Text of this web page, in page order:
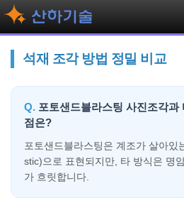
석재 조각 방법 정밀 비교
포토샌드블라스팅 사진조각과
점은?
포토샌드블라스팅은 계조가 살아있
stic)으로 표현되지만, 타 방식은 명
가 흐릿합니다.